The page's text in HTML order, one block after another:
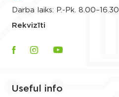
Darba laiks: P.-Pk. 8.00–16.30
Rekvizīti
Useful info